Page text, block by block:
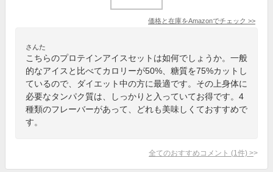
価格と在庫をAmazonでチェック >>
さんた
こちらのプロテインアイスセットは如何でしょうか。一般
的なアイスと比べてカロリーが50%、糖質を75%カットし
ているので、ダイエット中の方に最適です。その上身体に
必要なタンパク質は、しっかりと入っていてお得です。4
種類のフレーバーがあって、どれも美味しくておすすめで
す。
全てのおすすめコメント (1 件) >